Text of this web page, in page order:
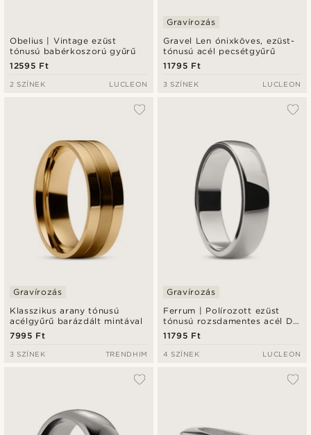
Obelius | Vintage ezüst
tónusú babérkoszorú gyűrű
12595 Ft
2 SZÍNEK LUCLEON
Gravel Len ónixköves, ezüst-
tónusú acél pecsétgyűrű
Gravírozás
11795 Ft
3 SZÍNEK LUCLEON
Klasszikus arany tónusú
acélgyűrű barázdált mintával
Gravírozás
7995 Ft
3 SZÍNEK TRENDHIM
Ferrum | Polírozott ezüst
tónusú rozsdamentes acél D-
alakú gyűrű - 6 mm
Gravírozás
11795 Ft
4 SZÍNEK LUCLEON